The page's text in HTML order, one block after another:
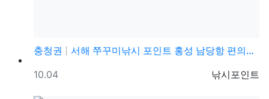
충청권
서해 쭈꾸미낚시 포인트 홍성 남당항 편의시설 발판 편한…
등록자
낚시포인트
등록일
10.04